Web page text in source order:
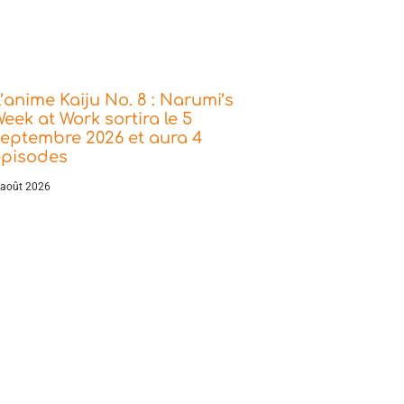
Kaiju No. 8 : Narumi’s
at Work sortira le 5
2026 et aura 4
2026